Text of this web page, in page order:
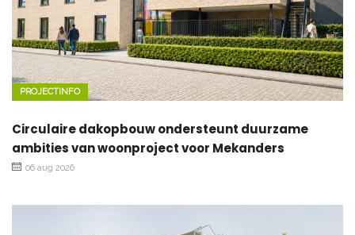
PROJECTINFO
Circulaire dakopbouw ondersteunt duurzame
ambities van woonproject voor Mekanders
06 aug 2026